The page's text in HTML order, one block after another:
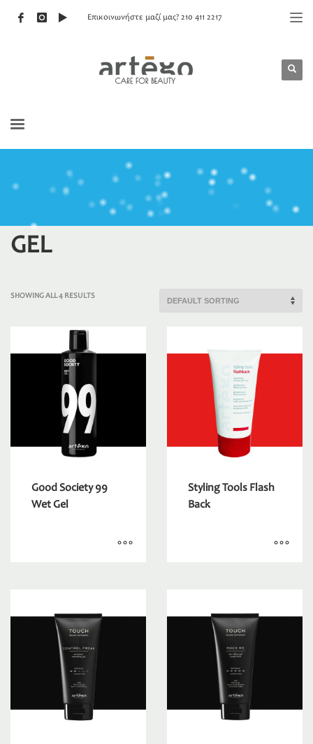
Επικοινωνήστε μαζί μας? 210 411 2217
GEL
SHOWING ALL 4 RESULTS
Good Society 99
Wet Gel
Styling Tools Flash
Back